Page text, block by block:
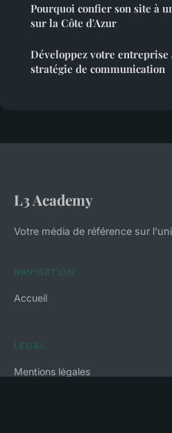
Pourquoi confier son site à
sur la Côte d'Azur
Développez votre entreprise
stratégie de communication
L3 Academy
Votre média de référence sur
NAVIGATION
Accueil
LÉGAL
Mentions légales